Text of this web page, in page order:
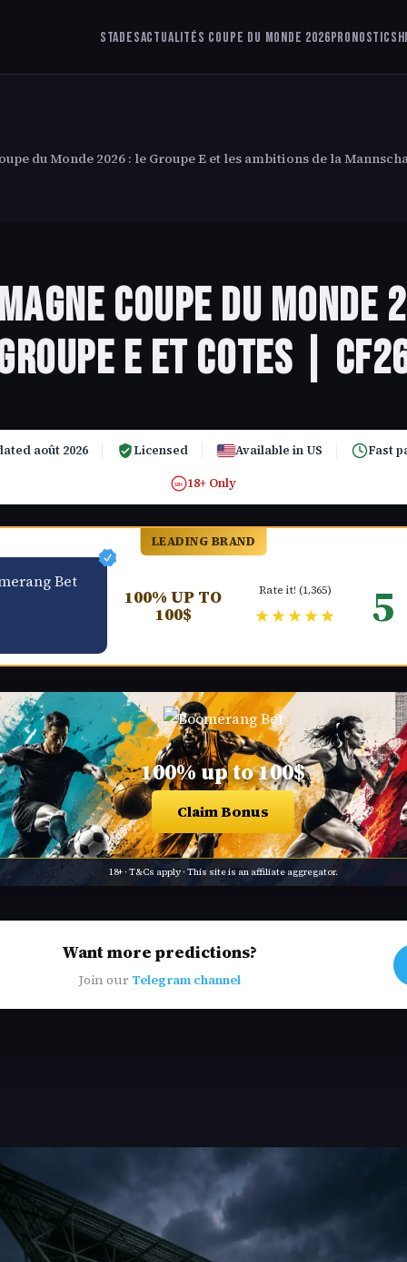
StadesActualités Coupe du Monde 2026Pronostics
du Monde 2026 : le Groupe E et les ambitions de la
Coupe du Monde
E et cotes |
août 2026 Licensed Available in US Fast
18+ 18+ Only
LEADING BRAND
100% UP TO
100$
Rate it! (1,365)
★★★★★ 5
100% up to 100$
Claim Bonus
18+ · T&Cs apply · This site is an affiliate aggregator.
Want more predictions?
Join our Telegram channel